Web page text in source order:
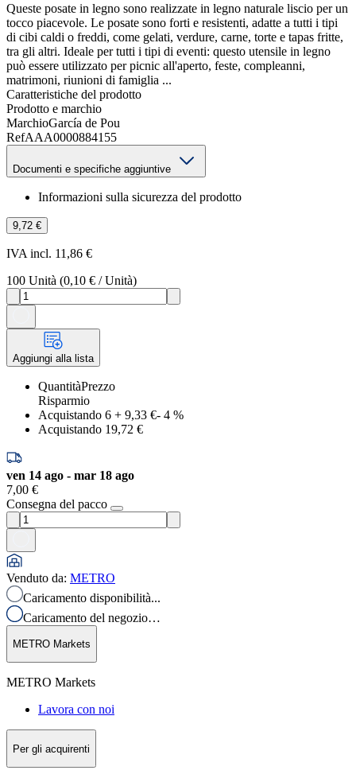
Queste posate in legno sono realizzate in legno naturale liscio per un
tocco piacevole. Le posate sono forti e resistenti, adatte a tutti i tipi
di cibi caldi o freddi, come gelati, verdure, carne, torte e tapas fritte,
tra gli altri. Ideale per tutti i tipi di eventi: questo utensile in legno
può essere utilizzato per picnic all'aperto, feste, compleanni,
matrimoni, riunioni di famiglia ...
Caratteristiche del prodotto
Prodotto e marchio
MarchioGarcía de Pou
RefAAA0000884155
Documenti e specifiche aggiuntive
Informazioni sulla sicurezza del prodotto
9,72 €
IVA incl. 11,86 €
100 Unità (0,10 € /Unità)
Aggiungi alla lista
QuantitàPrezzo
Risparmio
Acquistando 6 + 9,33 €- 4 %
Acquistando 19,72 €
ven 14 ago - mar 18 ago
7,00 €
Consegna del pacco
Venduto da: METRO
Caricamento disponibilità...
Caricamento del negozio…
METRO Markets
METRO Markets
Lavora con noi
Per gli acquirenti